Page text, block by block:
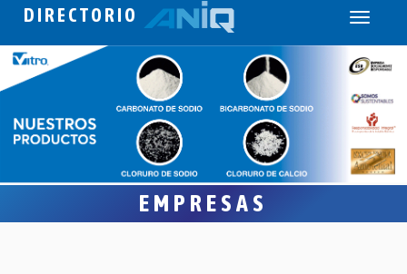
DIRECTORIO
Toggle
EMPRESAS